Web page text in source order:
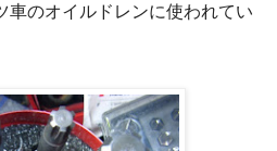
車のオイルドレンに使われてい